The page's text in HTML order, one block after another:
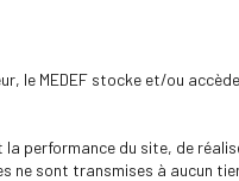
le MEDEF stocke et/ou
performance du site, de
sont transmises à aucun